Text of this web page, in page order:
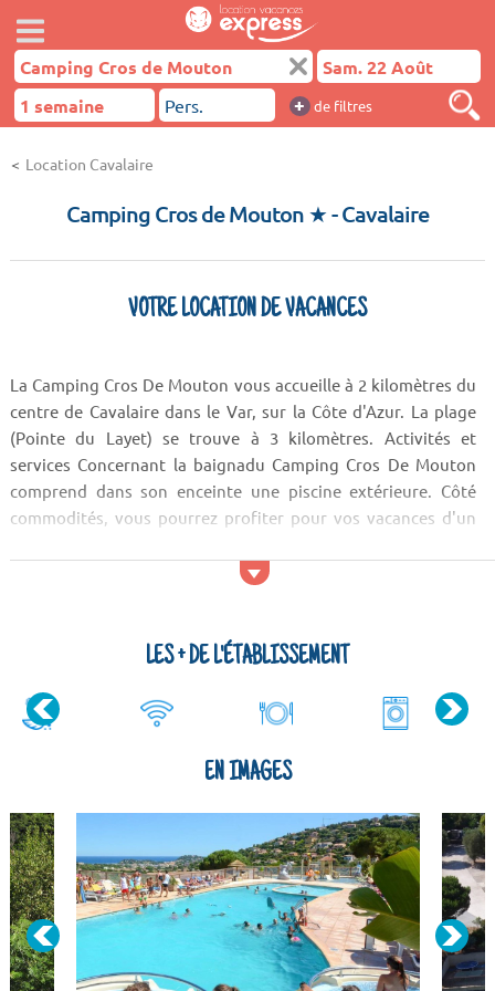
+ de filtres
Location Cavalaire
Camping Cros de Mouton ★- Cavalaire
VOTRE LOCATION DE VACANCES
La Camping Cros De Mouton vous accueille à 2 kilomètres du
centre de Cavalaire dans le Var, sur la Côte d'Azur. La plage
(Pointe du Layet) se trouve à 3 kilomètres. Activités et
services Concernant la baignadu Camping Cros De Mouton
comprend dans son enceinte une piscine extérieure. Côté
commodités, vous pourrez profiter pour vos vacances d'un
Carrefour Market, au Spar ou au Cen...
LES + DE L'ÉTABLISSEMENT
EN IMAGES